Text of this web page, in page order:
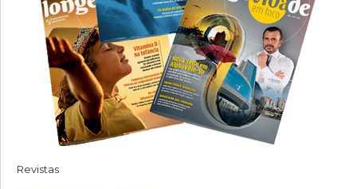
Revistas